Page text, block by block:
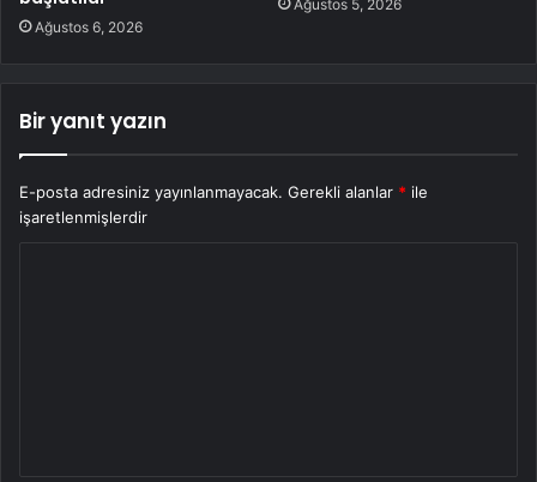
Ağustos 6, 2026
Ağustos 5, 2026
Bir yanıt yazın
E-posta adresiniz yayınlanmayacak. Gerekli alanlar * ile
işaretlenmişlerdir